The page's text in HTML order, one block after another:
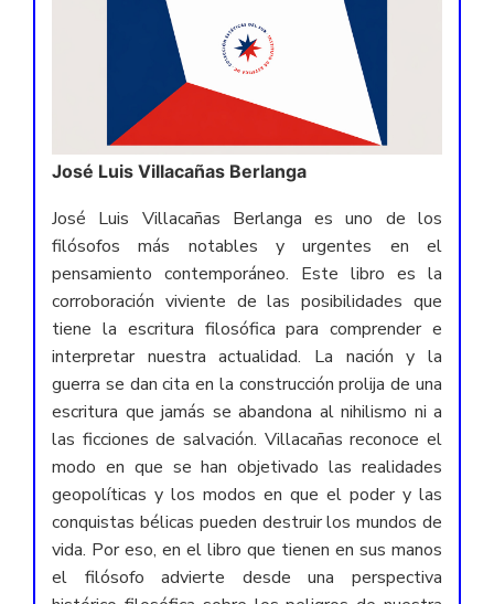
José Luis Villacañas Berlanga
José Luis Villacañas Berlanga es uno de los
filósofos más notables y urgentes en el
pensamiento contemporáneo. Este libro es la
corroboración viviente de las posibilidades que
tiene la escritura filosófica para comprender e
interpretar nuestra actualidad. La nación y la
guerra se dan cita en la construcción prolija de una
escritura que jamás se abandona al nihilismo ni a
las ficciones de salvación. Villacañas reconoce el
modo en que se han objetivado las realidades
geopolíticas y los modos en que el poder y las
conquistas bélicas pueden destruir los mundos de
vida. Por eso, en el libro que tienen en sus manos
el filósofo advierte desde una perspectiva